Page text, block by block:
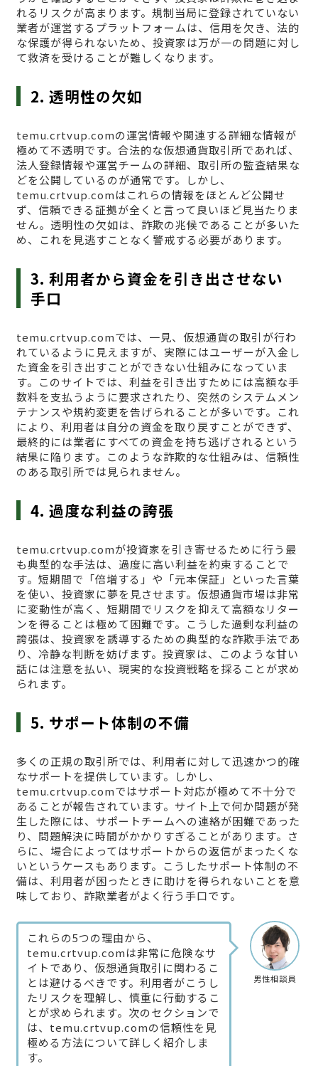
れるリスクが高まります。規制当局に登録されていない
業者が運営するプラットフォームは、信用を欠き、法的
な保護が得られないため、投資家は万が一の問題に対し
て救済を受けることが難しくなります。
2. 透明性の欠如
temu.crtvup.comの運営情報や関連する詳細な情報が
極めて不透明です。合法的な仮想通貨取引所であれば、
法人登録情報や運営チームの詳細、取引所の監査結果な
どを公開しているのが通常です。しかし、
temu.crtvup.comはこれらの情報をほとんど公開せ
ず、信頼できる証拠が全くと言って良いほど見当たりま
せん。透明性の欠如は、詐欺の兆候であることが多いた
め、これを見逃すことなく警戒する必要があります。
3. 利用者から資金を引き出させない
手口
temu.crtvup.comでは、一見、仮想通貨の取引が行わ
れているように見えますが、実際にはユーザーが入金し
た資金を引き出すことができない仕組みになっていま
す。このサイトでは、利益を引き出すためには高額な手
数料を支払うように要求されたり、突然のシステムメン
テナンスや規約変更を告げられることが多いです。これ
により、利用者は自分の資金を取り戻すことができず、
最終的には業者にすべての資金を持ち逃げされるという
結果に陥ります。このような詐欺的な仕組みは、信頼性
のある取引所では見られません。
4. 過度な利益の誇張
temu.crtvup.comが投資家を引き寄せるために行う最
も典型的な手法は、過度に高い利益を約束することで
す。短期間で「倍増する」や「元本保証」といった言葉
を使い、投資家に夢を見させます。仮想通貨市場は非常
に変動性が高く、短期間でリスクを抑えて高額なリター
ンを得ることは極めて困難です。こうした過剰な利益の
誇張は、投資家を誘導するための典型的な詐欺手法であ
り、冷静な判断を妨げます。投資家は、このような甘い
話には注意を払い、現実的な投資戦略を採ることが求め
られます。
5. サポート体制の不備
多くの正規の取引所では、利用者に対して迅速かつ的確
なサポートを提供しています。しかし、
temu.crtvup.comではサポート対応が極めて不十分で
あることが報告されています。サイト上で何か問題が発
生した際には、サポートチームへの連絡が困難であった
り、問題解決に時間がかかりすぎることがあります。さ
らに、場合によってはサポートからの返信がまったくな
いというケースもあります。こうしたサポート体制の不
備は、利用者が困ったときに助けを得られないことを意
味しており、詐欺業者がよく行う手口です。
男性相談員
これらの5つの理由から、
temu.crtvup.comは非常に危険なサ
イトであり、仮想通貨取引に関わるこ
とは避けるべきです。利用者がこうし
たリスクを理解し、慎重に行動するこ
とが求められます。次のセクションで
は、temu.crtvup.comの信頼性を見
極める方法について詳しく紹介しま
す。